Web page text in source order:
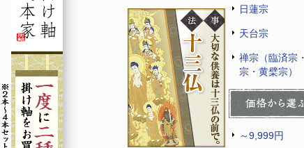
日蓮宗
天台宗
禅宗（臨済宗
宗・黄檗宗）
～9,999円